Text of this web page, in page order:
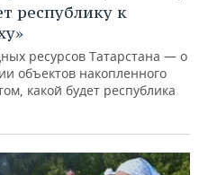
республику к
ресурсов Татарстана — о
объектов накопленного
какой будет республика